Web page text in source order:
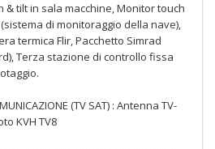
& tilt in sala macchine, Monitor touch
di monitoraggio della nave),
termica Flir, Pacchetto Simrad
Terza stazione di controllo fissa
(TV SAT) : Antenna TV-
KVH TV8